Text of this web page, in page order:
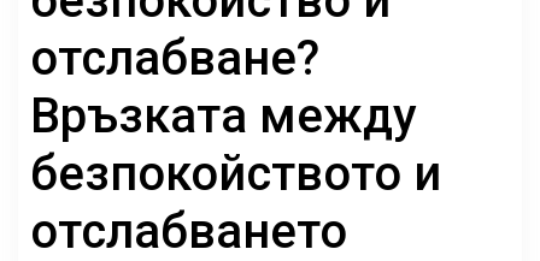
отслабване?
Връзката между
безпокойството и
отслабването